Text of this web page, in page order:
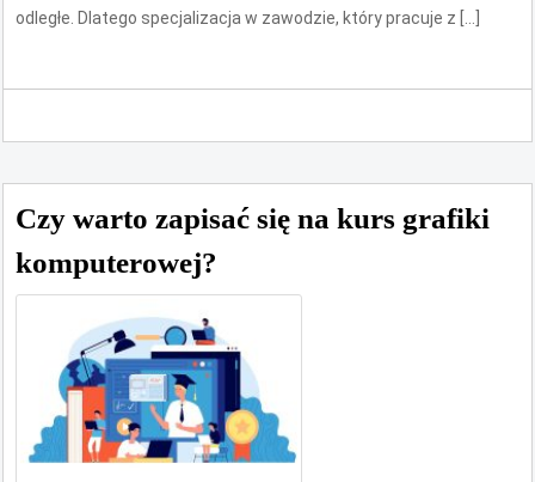
odległe. Dlatego specjalizacja w zawodzie, który pracuje z […]
Czy warto zapisać się na kurs grafiki
komputerowej?